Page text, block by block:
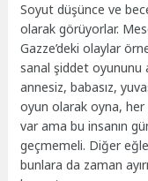
Soyut düşünce ve
olarak görüyorlar.
Gazze’deki olaylar
sanal şiddet oyununu
annesiz, babasız,
oyun olarak oyna, her
var ama bu insanın
geçmemeli. Diğer
bunlara da zaman